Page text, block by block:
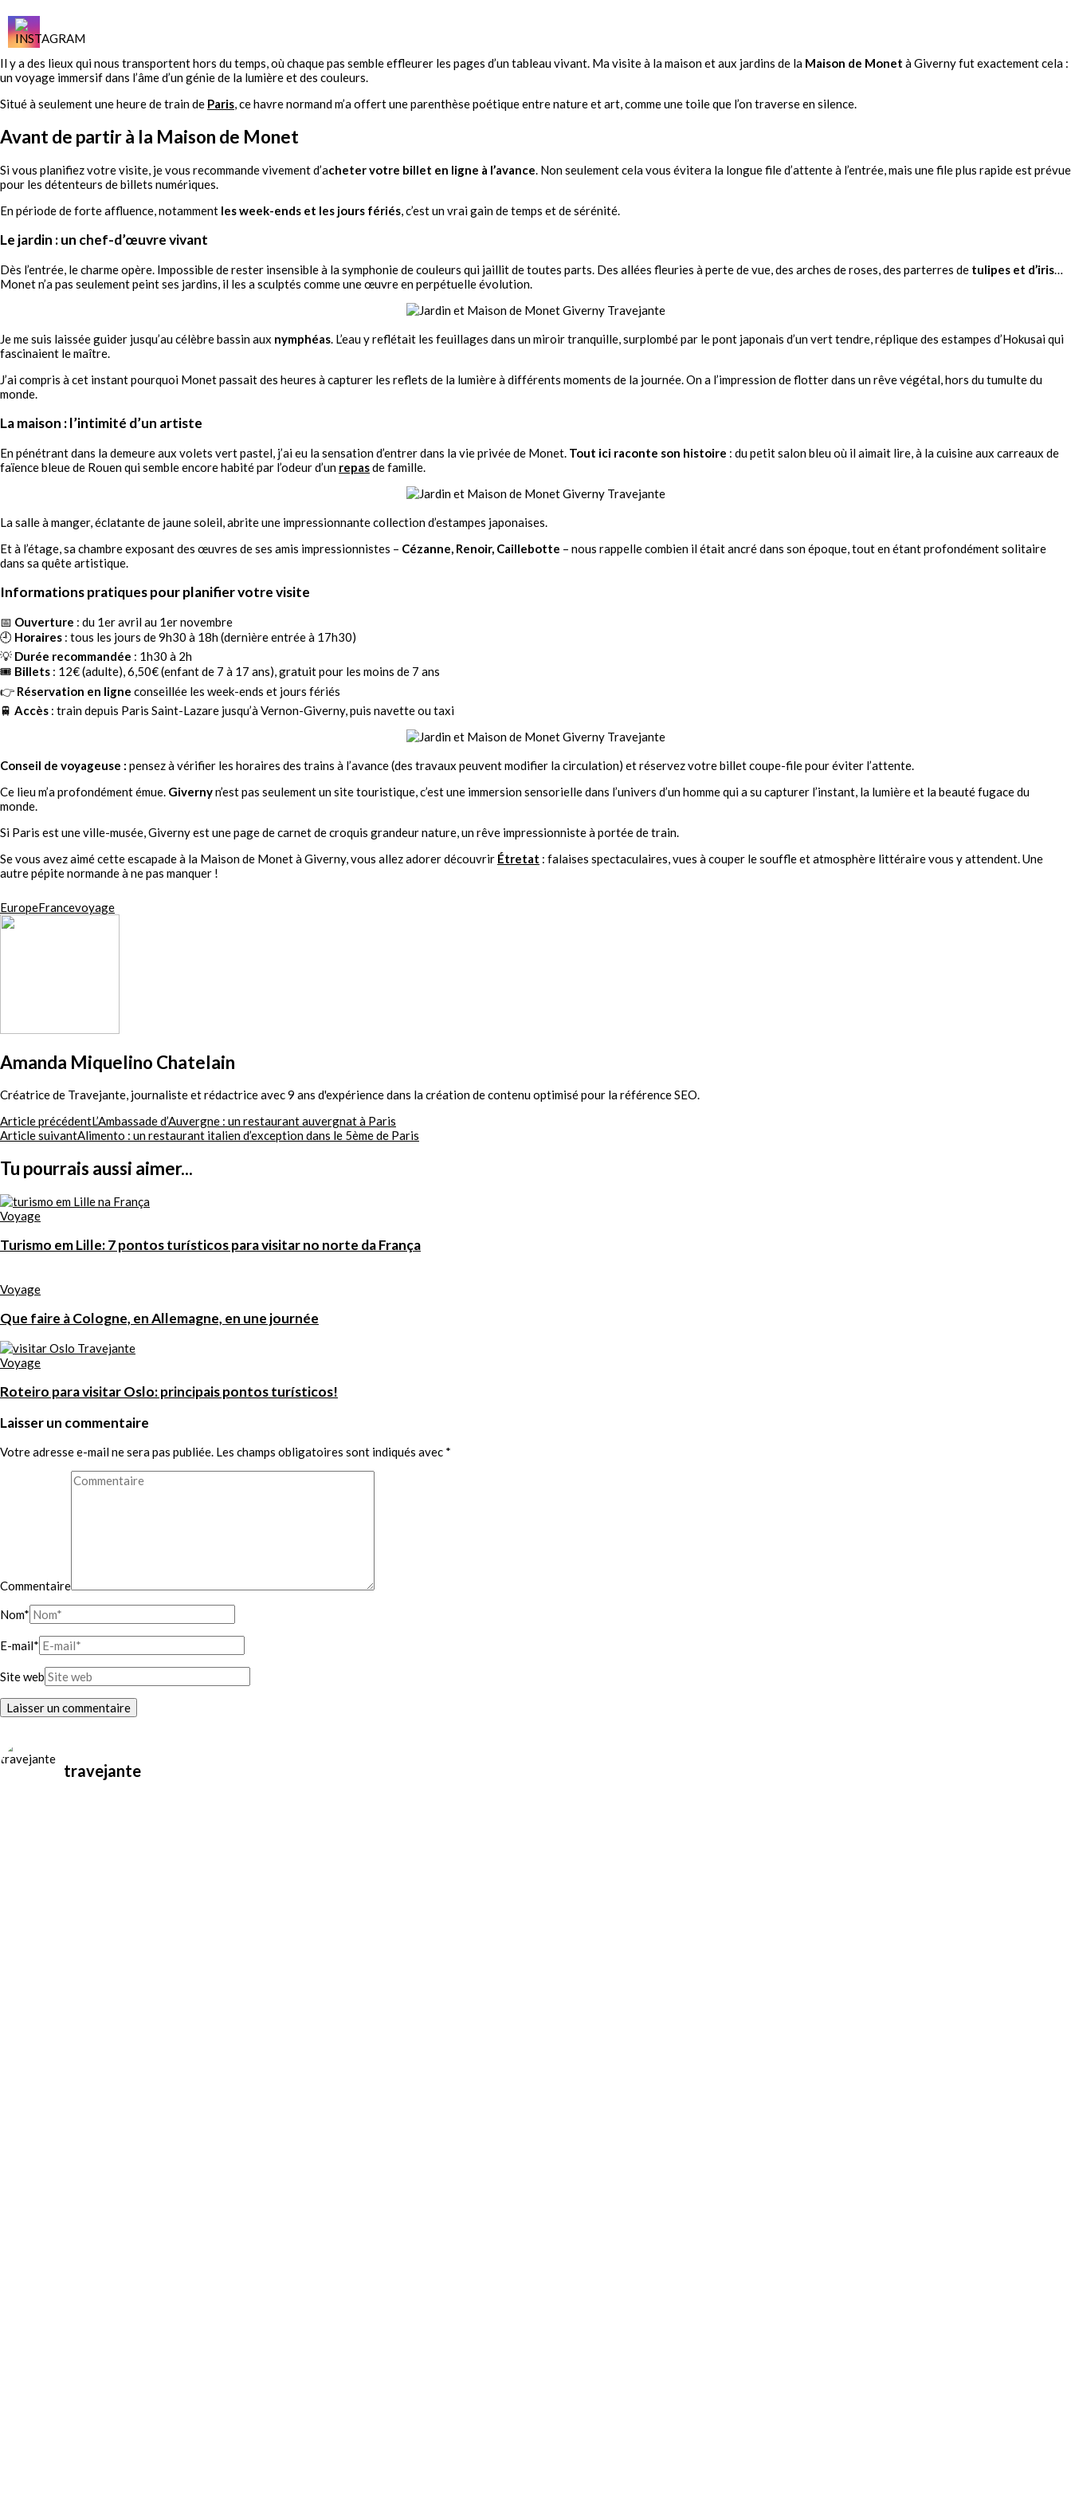
à
une
Il y a des lieux qui nous transportent hors du temps, où chaque pas semble effleurer les pages d’un tableau vivant. Ma visite à la maison et aux jardins de la Maison de Monet à Giverny fut exactement cela :
un voyage immersif dans l’âme d’un génie de la lumière et des couleurs.
Situé à seulement une heure de train de Paris, ce havre normand m’a offert une parenthèse poétique entre nature et art, comme une toile que l’on traverse en silence.
Avant de partir à la Maison de Monet
Si vous planifiez votre visite, je vous recommande vivement d’acheter votre billet en ligne à l’avance. Non seulement cela vous évitera la longue file d’attente à l’entrée, mais une file plus rapide est prévue
pour les détenteurs de billets numériques.
En période de forte affluence, notamment les week-ends et les jours fériés, c’est un vrai gain de temps et de sérénité.
Le jardin : un chef-d’œuvre vivant
Dès l’entrée, le charme opère. Impossible de rester insensible à la symphonie de couleurs qui jaillit de toutes parts. Des allées fleuries à perte de vue, des arches de roses, des parterres de tulipes et d’iris…
Monet n’a pas seulement peint ses jardins, il les a sculptés comme une œuvre en perpétuelle évolution.
Je me suis laissée guider jusqu’au célèbre bassin aux nymphéas. L’eau y reflétait les feuillages dans un miroir tranquille, surplombé par le pont japonais d’un vert tendre, réplique des estampes d’Hokusai qui
fascinaient le maître.
J’ai compris à cet instant pourquoi Monet passait des heures à capturer les reflets de la lumière à différents moments de la journée. On a l’impression de flotter dans un rêve végétal, hors du tumulte du
monde.
La maison : l’intimité d’un artiste
En pénétrant dans la demeure aux volets vert pastel, j’ai eu la sensation d’entrer dans la vie privée de Monet. Tout ici raconte son histoire : du petit salon bleu où il aimait lire, à la cuisine aux carreaux de
faïence bleue de Rouen qui semble encore habité par l’odeur d’un repasde famille.
La salle à manger, éclatante de jaune soleil, abrite une impressionnante collection d’estampes japonaises.
Et à l’étage, sa chambre exposant des œuvres de ses amis impressionnistes – Cézanne, Renoir, Caillebotte – nous rappelle combien il était ancré dans son époque, tout en étant profondément solitaire
dans sa quête artistique.
Informations pratiques pour planifier votre visite
📅 Ouverture : du 1er avril au 1er novembre
🕘 Horaires : tous les jours de 9h30 à 18h (dernière entrée à 17h30)
💡 Durée recommandée : 1h30 à 2h
🎟️ Billets : 12€ (adulte), 6,50€ (enfant de 7 à 17 ans), gratuit pour les moins de 7 ans
👉 Réservation en ligne conseillée les week-ends et jours fériés
🚆 Accès : train depuis Paris Saint-Lazare jusqu’à Vernon-Giverny, puis navette ou taxi
Conseil de voyageuse : pensez à vérifier les horaires des trains à l’avance (des travaux peuvent modifier la circulation) et réservez votre billet coupe-file pour éviter l’attente.
Ce lieu m’a profondément émue. Givernyn’est pas seulement un site touristique, c’est une immersion sensorielle dans l’univers d’un homme qui a su capturer l’instant, la lumière et la beauté fugace du
monde.
Si Paris est une ville-musée, Giverny est une page de carnet de croquis grandeur nature, un rêve impressionniste à portée de train.
Se vous avez aimé cette escapade à la Maison de Monet à Giverny, vous allez adorer découvrir Étretat : falaises spectaculaires, vues à couper le souffle et atmosphère littéraire vous y attendent. Une
autre pépite normande à ne pas manquer !
EuropeFrancevoyage
Amanda Miquelino Chatelain
Créatrice de Travejante, journaliste et rédactrice avec 9 ans d'expérience dans la création de contenu optimisé pour la référence SEO.
Navigation
d'article
Article précédentL’Ambassade d’Auvergne : un restaurant auvergnat à Paris
Article suivantAlimento : un restaurant italien d’exception dans le 5ème de Paris
Tu pourrais aussi aimer...
Voyage
Turismo em Lille: 7 pontos turísticos para visitar no norte da França
Voyage
Que faire à Cologne, en Allemagne, en une journée
Voyage
Roteiro para visitar Oslo: principais pontos turísticos!
Laisser un commentaire
Votre adresse e-mail ne sera pas publiée. Les champs obligatoires sont indiqués avec *
Commentaire
Nom*
E-mail*
Site web
travejante